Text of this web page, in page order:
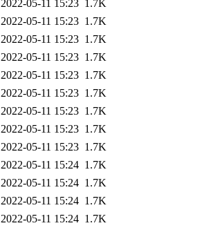
2022-05-11 15:23 1.7K
2022-05-11 15:23 1.7K
2022-05-11 15:23 1.7K
2022-05-11 15:23 1.7K
2022-05-11 15:23 1.7K
2022-05-11 15:23 1.7K
2022-05-11 15:23 1.7K
2022-05-11 15:23 1.7K
2022-05-11 15:23 1.7K
2022-05-11 15:24 1.7K
2022-05-11 15:24 1.7K
2022-05-11 15:24 1.7K
2022-05-11 15:24 1.7K